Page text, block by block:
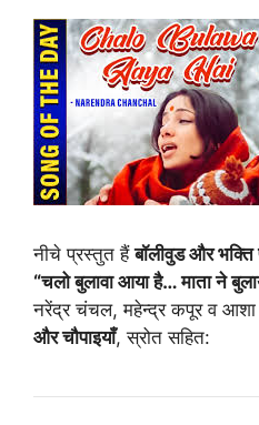
नीचे प्रस्तुत हैंबॉलीवुड और भक्ति
“चलो बुलावा आया है… माता ने
नरेंद्र चंचल, महेन्द्र कपूर व
और चौपाइयाँ, स्रोत सहित: